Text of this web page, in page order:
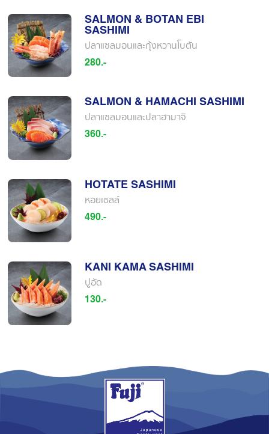
SALMON & BOTAN EBI
SASHIMI
ปลาแซลมอนและกุ้งหวานโบตัน
280.-
SALMON & HAMACHI SASHIMI
ปลาแซลมอนและปลาฮามาจิ
360.-
HOTATE SASHIMI
หอยเชลล์
490.-
KANI KAMA SASHIMI
ปูอัด
130.-